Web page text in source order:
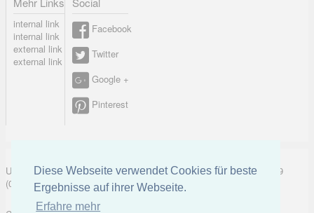
Diese Webseite verwendet Cookies für beste
Ergebnisse auf ihrer Webseite.
Erfahre mehr
internal link
internal link
external link
external link
Facebook
Twitter
Google +
Pinterest
UK-electronic Jonas Lauer Ringstrasse 8 66894 Krähenberg Tel. +49
(0)171 5347831